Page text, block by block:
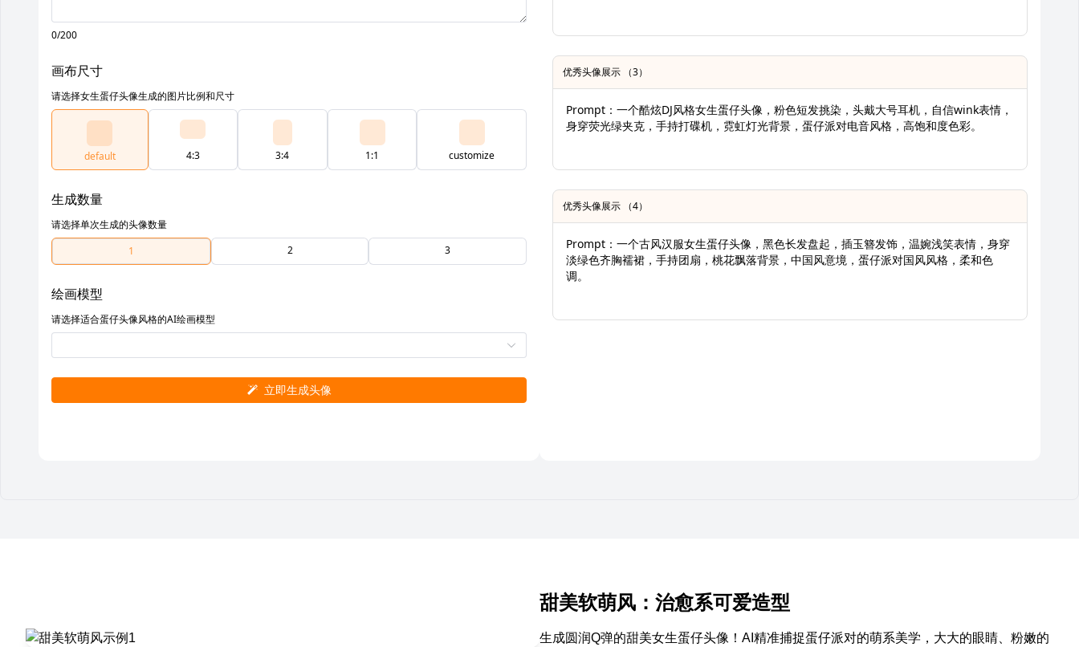
0/200
画布尺寸
请选择女生蛋仔头像生成的图片比例和尺寸
default 4:3 3:4 1:1 customize
生成数量
请选择单次生成的头像数量
1
2 3
绘画模型
请选择适合蛋仔头像风格的AI绘画模型
立即生成头像
优秀头像展示 （3）
Prompt：一个酷炫DJ风格女生蛋仔头像，粉色短发挑染，头戴大号耳机，自信wink表情，
身穿荧光绿夹克，手持打碟机，霓虹灯光背景，蛋仔派对电音风格，高饱和度色彩。
优秀头像展示 （4）
Prompt：一个古风汉服女生蛋仔头像，黑色长发盘起，插玉簪发饰，温婉浅笑表情，身穿
淡绿色齐胸襦裙，手持团扇，桃花飘落背景，中国风意境，蛋仔派对国风风格，柔和色
调。
甜美软萌风：治愈系可爱造型
生成圆润Q弹的甜美女生蛋仔头像！AI精准捕捉蛋仔派对的萌系美学，大大的眼睛、粉嫩的